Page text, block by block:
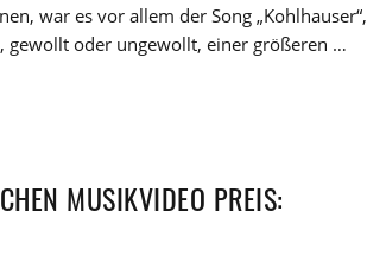
war es vor allem der Song „Kohlhauser“,
gewollt oder ungewollt, einer größeren …
MUSIKVIDEO PREIS: